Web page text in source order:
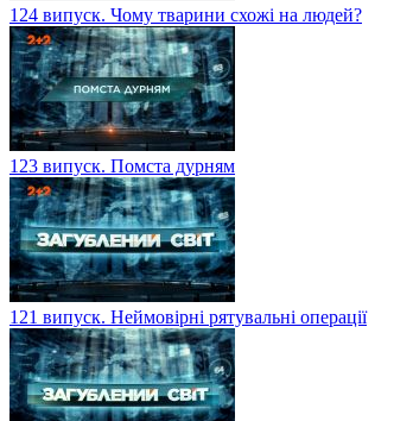
124 випуск. Чому тварини схожі на людей?
123 випуск. Помста дурням
121 випуск. Неймовірні рятувальні операції